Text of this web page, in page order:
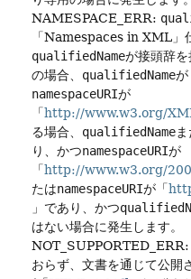
NAMESPACE_ERR:
「Namespaces in XML」
qualifiedNameが接頭辞
の場合、 qualifiedNameが
namespaceURIが
「http://www.w3.org/
る場合、 qualifiedName
り、かつnamespaceURIが
「http://www.w3.org/
たはnamespaceURIが「
」であり、かつ
はない場合に発生します。
NOT_SUPPORTED_ERR:
おらず、文書を通じて公開